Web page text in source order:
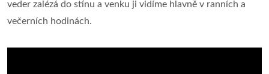
veder zalézá do stínu a venku ji vidíme hlavně v ranních a
večerních hodinách.